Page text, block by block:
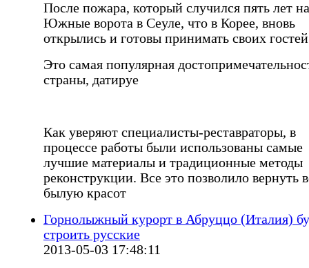
После пожара, который случился пять лет
Южные ворота в Сеуле, что в Корее, вновь
открылись и готовы принимать своих
Это самая популярная
страны, датируе
Как уверяют специалисты-реставраторы, в
процессе работы были использованы самые
лучшие материалы и традиционные методы
реконструкции. Все это позволило вернуть
былую красот
Горнолыжный курорт в Абруццо (Италия)
строить русские
2013-05-03 17:48:11